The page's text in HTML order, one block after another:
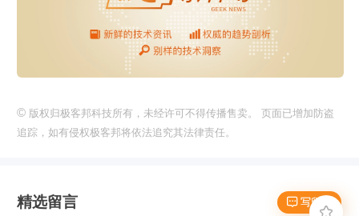
© 版权归极客邦科技所有，未经许可不得传播售卖。 页面已增加防盗
追踪，如有侵权极客邦将依法追究其法律责任。
 写留言
精选留言
